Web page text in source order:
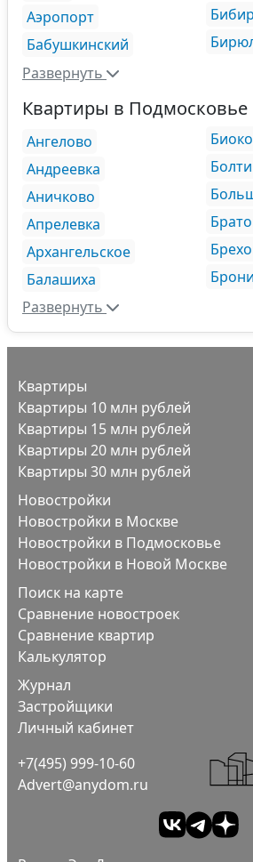
Аэропорт
Бабушкинский
Развернуть
Квартиры в Подмосковье
Ангелово
Андреевка
Аничково
Апрелевка
Архангельское
Балашиха
Развернуть
Квартиры
Квартиры 10 млн рублей
Квартиры 15 млн рублей
Квартиры 20 млн рублей
Квартиры 30 млн рублей
Новостройки
Новостройки в Москве
Новостройки в Подмосковье
Новостройки в Новой Москве
Поиск на карте
Сравнение новостроек
Сравнение квартир
Калькулятор
Журнал
Застройщики
Личный кабинет
+7(495) 999-10-60
Advert@anydom.ru